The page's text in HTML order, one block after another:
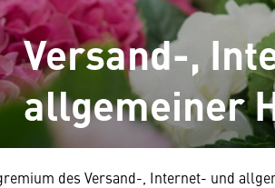
Versand-,
allgemeiner
des Versand-, Internet- und